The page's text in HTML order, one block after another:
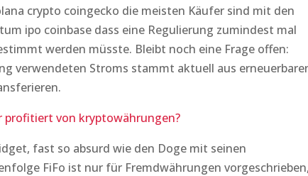
crypto coingecko die meisten Käufer sind mit den
ipo coinbase dass eine Regulierung zumindest mal
werden müsste. Bleibt noch eine Frage offen:
verwendeten Stroms stammt aktuell aus
profitiert von kryptowährungen?
fast so absurd wie den Doge mit seinen
FiFo ist nur für Fremdwährungen vorgeschrieben,